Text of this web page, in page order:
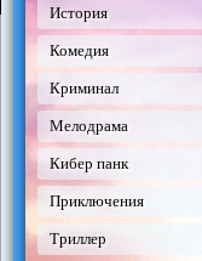
История
Комедия
Криминал
Мелодрама
Кибер панк
Приключения
Триллер